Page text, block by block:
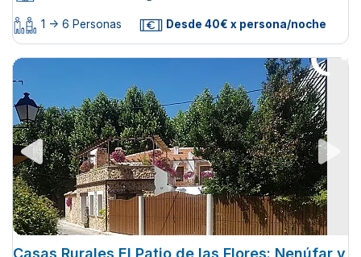
1 -> 6 Personas Desde 40€ x persona/noche